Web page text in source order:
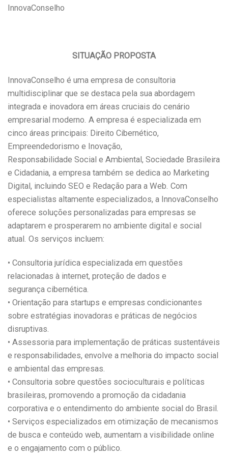
InnovaConselho
SITUAÇÃO PROPOSTA
InnovaConselho é uma empresa de consultoria
multidisciplinar que se destaca pela sua abordagem
integrada e inovadora em áreas cruciais do cenário
empresarial moderno. A empresa é especializada em
cinco áreas principais: Direito Cibernético,
Empreendedorismo e Inovação,
Responsabilidade Social e Ambiental, Sociedade Brasileira
e Cidadania, a empresa também se dedica ao Marketing
Digital, incluindo SEO e Redação para a Web. Com
especialistas altamente especializados, a InnovaConselho
oferece soluções personalizadas para empresas se
adaptarem e prosperarem no ambiente digital e social
atual. Os serviços incluem:
• Consultoria jurídica especializada em questões
relacionadas à internet, proteção de dados e
segurança cibernética.
• Orientação para startups e empresas condicionantes
sobre estratégias inovadoras e práticas de negócios
disruptivas.
• Assessoria para implementação de práticas sustentáveis
e responsabilidades, envolve a melhoria do impacto social
e ambiental das empresas.
• Consultoria sobre questões socioculturais e políticas
brasileiras, promovendo a promoção da cidadania
corporativa e o entendimento do ambiente social do Brasil.
• Serviços especializados em otimização de mecanismos
de busca e conteúdo web, aumentam a visibilidade online
e o engajamento com o público.